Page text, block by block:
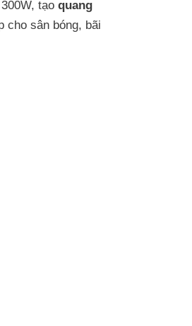
tạo quang
cho sân bóng, bãi